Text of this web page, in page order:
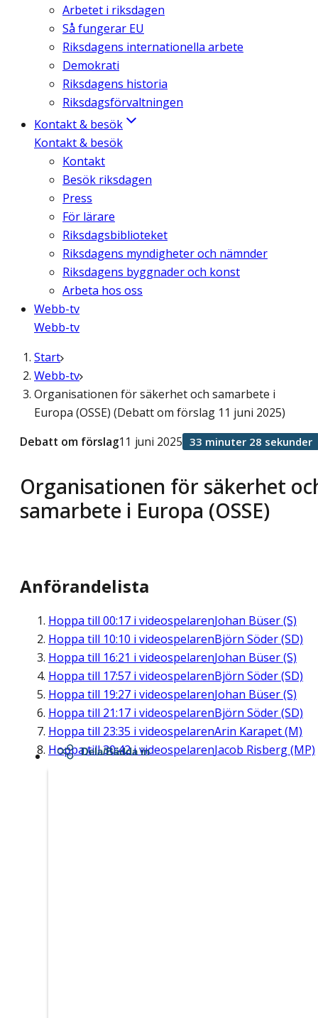
Arbetet i riksdagen
Så fungerar EU
Riksdagens internationella arbete
Demokrati
Riksdagens historia
Riksdagsförvaltningen
Kontakt & besök
Kontakt & besök
Kontakt
Besök riksdagen
Press
För lärare
Riksdagsbiblioteket
Riksdagens myndigheter och nämnder
Riksdagens byggnader och konst
Arbeta hos oss
Webb-tv
Webb-tv
Start
Webb-tv
Organisationen för säkerhet och samarbete i
Europa (OSSE) (Debatt om förslag 11 juni 2025)
Organisationen för säkerhet
samarbete i Europa (OSSE)
Debatt om förslag11 juni 2025 33 minuter 28 sekunder
Anförandelista
Hoppa till 00:17 i videospelarenJohan Büser (S)
Hoppa till 10:10 i videospelarenBjörn Söder (SD)
Hoppa till 16:21 i videospelarenJohan Büser (S)
Hoppa till 17:57 i videospelarenBjörn Söder (SD)
Hoppa till 19:27 i videospelarenJohan Büser (S)
Hoppa till 21:17 i videospelarenBjörn Söder (SD)
Hoppa till 23:35 i videospelarenArin Karapet (M)
Hoppa till30:42i videospelarenJacob Risberg (MP)
Dela/Bädda in